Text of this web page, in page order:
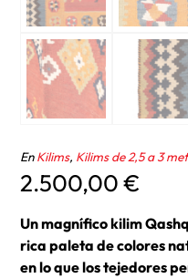
EnKilims, Kilims de 2,5 a 3
2.500,00€
Un magnífico kilim
rica paleta de colores
en lo que los tejedores